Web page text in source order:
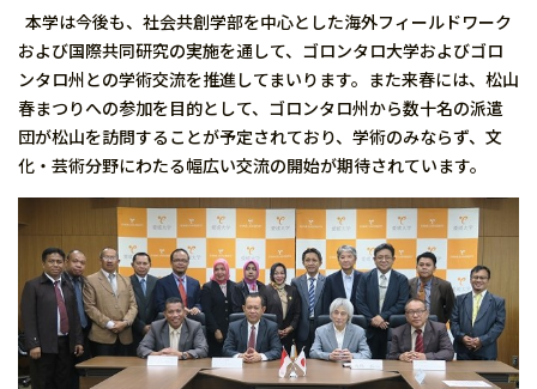
本学は今後も、社会共創学部を中心とした海外フィールドワーク
および国際共同研究の実施を通して、ゴロンタロ大学およびゴロ
ンタロ州との学術交流を推進してまいります。また来春には、松山
春まつりへの参加を目的として、ゴロンタロ州から数十名の派遣
団が松山を訪問することが予定されており、学術のみならず、文
化・芸術分野にわたる幅広い交流の開始が期待されています。